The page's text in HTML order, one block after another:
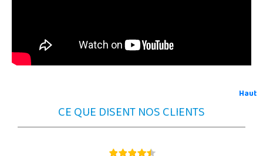
Haut
CE QUE DISENT NOS CLIENTS